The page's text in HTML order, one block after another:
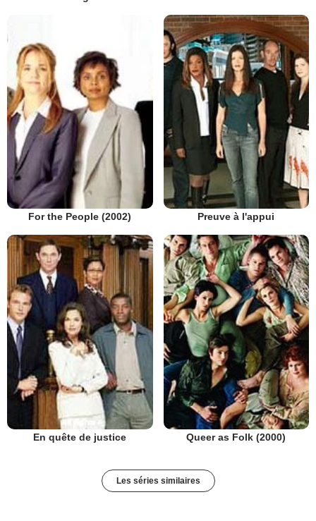
For the People (2002) Preuve à l'appui
En quête de justice Queer as Folk (2000)
Les séries similaires